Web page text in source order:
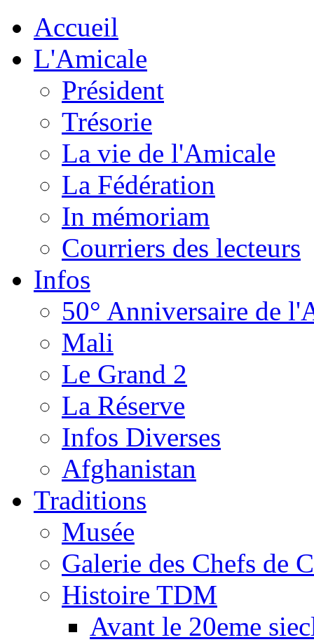
Accueil
L'Amicale
Président
Trésorie
La vie de l'Amicale
La Fédération
In mémoriam
Courriers des lecteurs
Infos
50° Anniversaire de
Mali
Le Grand 2
La Réserve
Infos Diverses
Afghanistan
Traditions
Musée
Galerie des Chefs de
Histoire TDM
Avant le 20eme